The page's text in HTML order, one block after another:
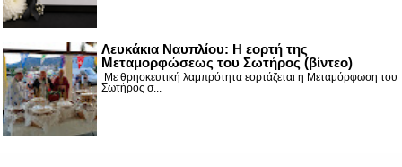
Λευκάκια Ναυπλίου: Η εορτή της
Μεταμορφώσεως του Σωτήρος (βίντεο)
Με θρησκευτική λαμπρότητα εορτάζεται η Μεταμόρφωση του
Σωτήρος σ...